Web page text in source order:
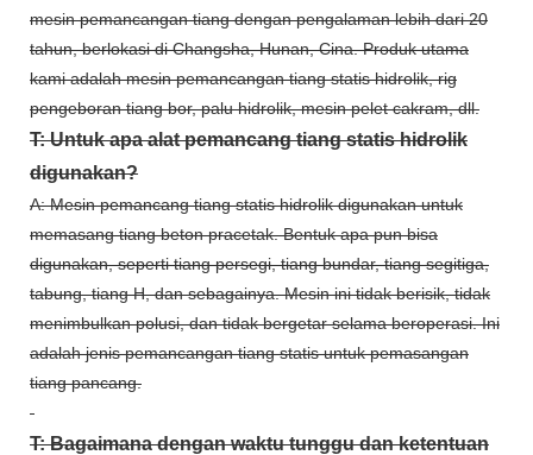
mesin pemancangan tiang dengan pengalaman lebih dari 20
tahun, berlokasi di Changsha, Hunan, Cina. Produk utama
kami adalah mesin pemancangan tiang statis hidrolik, rig
pengeboran tiang bor, palu hidrolik, mesin pelet cakram, dll.
T: Untuk apa alat pemancang tiang statis hidrolik
digunakan?
A: Mesin pemancang tiang statis hidrolik digunakan untuk
memasang tiang beton pracetak. Bentuk apa pun bisa
digunakan, seperti tiang persegi, tiang bundar, tiang segitiga,
tabung, tiang H, dan sebagainya. Mesin ini tidak berisik, tidak
menimbulkan polusi, dan tidak bergetar selama beroperasi. Ini
adalah jenis pemancangan tiang statis untuk pemasangan
tiang pancang.
T: Bagaimana dengan waktu tunggu dan ketentuan